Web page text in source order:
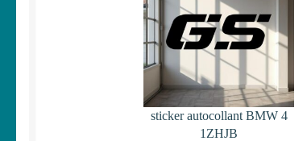
sticker autocollant BMW 4
1ZHJB